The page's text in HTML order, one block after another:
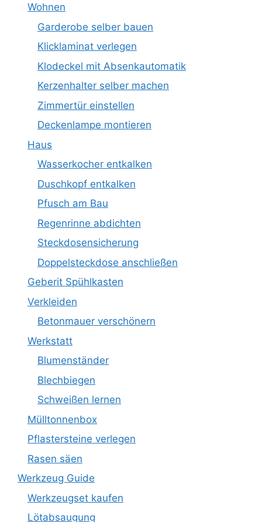
Wohnen
Garderobe selber bauen
Klicklaminat verlegen
Klodeckel mit Absenkautomatik
Kerzenhalter selber machen
Zimmertür einstellen
Deckenlampe montieren
Haus
Wasserkocher entkalken
Duschkopf entkalken
Pfusch am Bau
Regenrinne abdichten
Steckdosensicherung
Doppelsteckdose anschließen
Geberit Spühlkasten
Verkleiden
Betonmauer verschönern
Werkstatt
Blumenständer
Blechbiegen
Schweißen lernen
Mülltonnenbox
Pflastersteine verlegen
Rasen säen
Werkzeug Guide
Werkzeugset kaufen
Lötabsaugung